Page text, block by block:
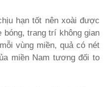
hạn tốt nên xoài được
trang trí không gian
vùng miền, quả có nét
miền Nam tương đối to